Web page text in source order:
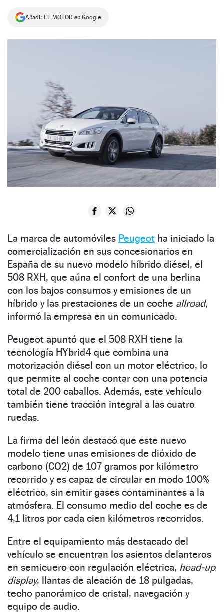
NEWSLETTER
Añadir EL MOTOR en Google
La marca de automóviles Peugeot ha iniciado la
comercialización en sus concesionarios en
España de su nuevo modelo híbrido diésel, el
508 RXH, que aúna el confort de una berlina
con los bajos consumos y emisiones de un
híbrido y las prestaciones de un coche allroad,
informó la empresa en un comunicado.
Peugeot apuntó que el 508 RXH tiene la
tecnología HYbrid4 que combina una
motorización diésel con un motor eléctrico, lo
que permite al coche contar con una potencia
total de 200 caballos. Además, este vehículo
también tiene tracción integral a las cuatro
ruedas.
La firma del león destacó que este nuevo
modelo tiene unas emisiones de dióxido de
carbono (CO2) de 107 gramos por kilómetro
recorrido y es capaz de circular en modo 100%
eléctrico, sin emitir gases contaminantes a la
atmósfera. El consumo medio del coche es de
4,1 litros por cada cien kilómetros recorridos.
Entre el equipamiento más destacado del
vehículo se encuentran los asientos delanteros
en semicuero con regulación eléctrica, head-up
display, llantas de aleación de 18 pulgadas,
techo panorámico de cristal, navegación y
equipo de audio.